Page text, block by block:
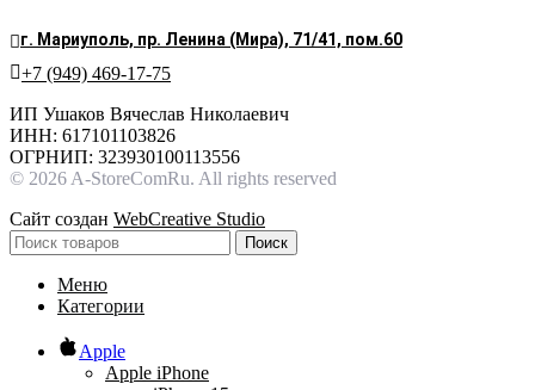
г. Мариуполь, пр. Ленина (Мира), 71/41, пом.60
+7 (949) 469-17-75
ИП Ушаков Вячеслав Николаевич
ИНН: 617101103826
ОГРНИП: 323930100113556
© 2026 A-StoreComRu. All rights reserved
Сайт создан WebCreative Studio
Поиск
Меню
Категории
Apple
Apple iPhone